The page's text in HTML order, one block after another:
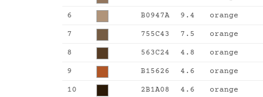
6 B0947A 9.4 orange
7 755C43 7.5 orange
8 563C24 4.8 orange
9 B15626 4.6 orange
10 2B1A08 4.6 orange